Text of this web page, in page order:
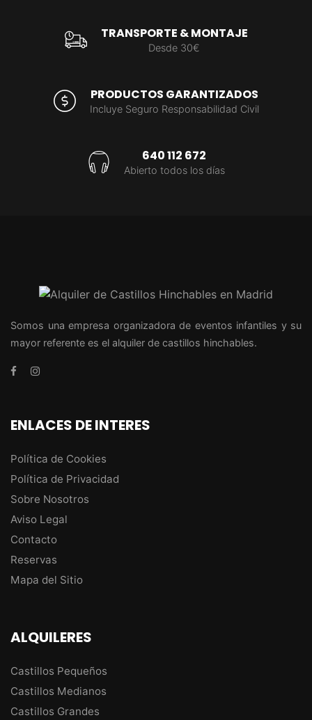
TRANSPORTE & MONTAJE
Desde 30€
PRODUCTOS GARANTIZADOS
Incluye Seguro Responsabilidad Civil
640 112 672
Abierto todos los días
Somos una empresa organizadora de eventos infantiles y su
mayor referente es el alquiler de castillos hinchables.
ENLACES DE INTERES
Política de Cookies
Política de Privacidad
Sobre Nosotros
Aviso Legal
Contacto
Reservas
Mapa del Sitio
ALQUILERES
Castillos Pequeños
Castillos Medianos
Castillos Grandes